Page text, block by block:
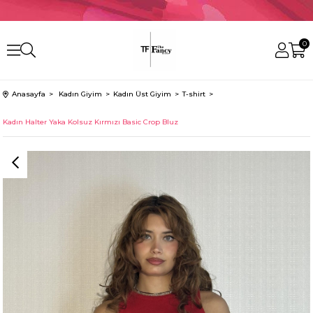
0
Anasayfa Kadın Giyim Kadın Üst Giyim T-shirt
Kadın Halter Yaka Kolsuz Kırmızı Basic Crop Bluz